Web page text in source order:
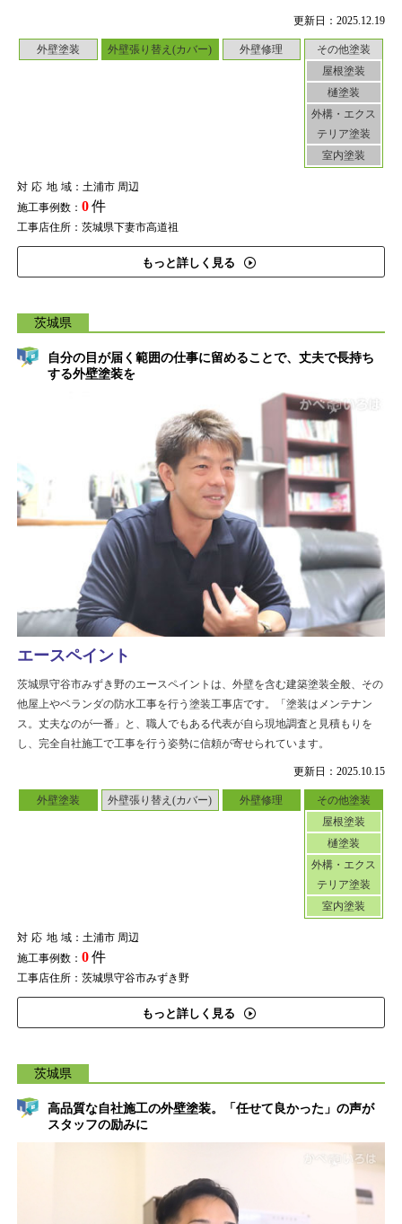
更新日：2025.12.19
外壁塗装 外壁張り替え(カバー) 外壁修理
その他塗装
屋根塗装
樋塗装
外構・エクス
テリア塗装
室内塗装
対応地域：土浦市 周辺
施工事例数： 0件
工事店住所：茨城県下妻市高道祖
もっと詳しく見る
茨城県
自分の目が届く範囲の仕事に留めることで、丈夫で長持ち
する外壁塗装を
更新日：2025.10.15
外壁塗装 外壁張り替え(カバー) 外壁修理
その他塗装
屋根塗装
樋塗装
外構・エクス
テリア塗装
室内塗装
対応地域：土浦市 周辺
施工事例数： 0件
工事店住所：茨城県守谷市みずき野
もっと詳しく見る
エースペイント
茨城県守谷市みずき野のエースペイントは、外壁を含む建築塗装全般、その
他屋上やベランダの防水工事を行う塗装工事店です。「塗装はメンテナン
ス。丈夫なのが一番」と、職人でもある代表が自ら現地調査と見積もりを
し、完全自社施工で工事を行う姿勢に信頼が寄せられています。
茨城県
高品質な自社施工の外壁塗装。「任せて良かった」の声が
スタッフの励みに